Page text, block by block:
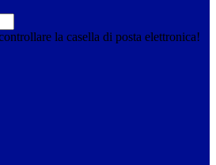
la casella di posta elettronica!